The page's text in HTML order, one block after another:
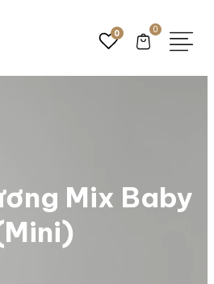
0
0
Mix Baby